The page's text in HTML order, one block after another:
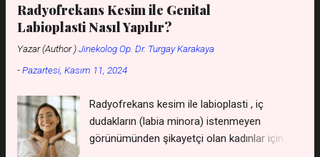
, önceden yapılan kızlık zarı dikimi anlaşılır mı
, vajina daraltma fiyatları ne kadardır , bir
bayana kızlık zarı m...
Radyofrekans Kesim ile Genital
Labioplasti Nasıl Yapılır?
Yazar (Author )Jinekolog Op. Dr. Turgay Karakaya
-Pazartesi, Kasım 11, 2024
Radyofrekans kesim ile labioplasti , iç
dudakların (labia minora) istenmeyen
görünümünden şikayetçi olan kadınlar için